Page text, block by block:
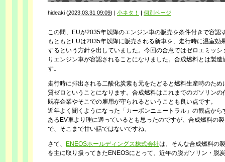
hideaki (2023.03.31 09:09) | 小ネタ！ | 個別ページ
この間、EUが2035年以降のエンジン車の販売を条件付きで容認
もともとEUは2035年以降に販売される新車を、走行時に温室
するという方針を出していました。今回の合意ではゼロエミッ
りエンジン車が容認されることになりました。合成燃料とは製
す。
走行時に排出される二酸化炭素も元をたどると燃料生産時のた
質ゼロということになります。合成燃料はこれまでのガソリン
既存企業やそこでの雇用が守られるということも良い点です。
近年よく聞くようになった「カーボンニュートラル」の観点か
あるEV車より理に適っているとも思ったのですが、合成燃料の
で、そこまで甘い話ではないですね。
さて、 ENEOSホールディングス株式会社は、そんな合成燃料の
を主に取り扱ってきたENEOSにとって、近年の脱ガソリン・脱